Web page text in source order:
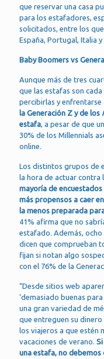
que reservar una casa
para los estafadores,
solicitados, entre los
España, Portugal, Italia
Baby Boomers vs
Aunque más de tres
que las estafas son
percibirlas y enfrentarse
la Generación Z y de los
estafa, a pesar de que
30% de los Millennials
online.
Los distintos grupos de
la hora de actuar contra
mayoría de encuestados
más propensos a caer
la menos preparada
41% afirma que no
estafado. Además, ocho
dicen que comprueban
fijan si notan algo
con el 76% de la
“Desde sitios web
‘demasiado buenas
una gran variedad de
que entreguen su
los viajeros a que estén
vacaciones de verano.
una estafa, no debemos